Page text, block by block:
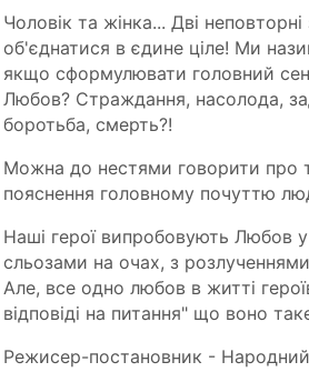
Чоловік та жінка... Дві
об'єднатися в єдине ціле! Ми
якщо сформулювати головний
Любов? Страждання, насолода,
боротьба, смерть?!
Можна до нестями говорити про
пояснення головному почуттю
Наші герої випробовують Любов у
сльозами на очах, з
Але, все одно любов в житті
відповіді на питання" що воно
Режисер-постановник -